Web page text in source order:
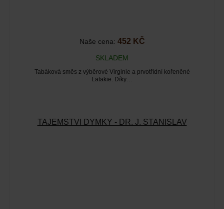
Naše cena: 452 KČ
SKLADEM
Tabáková směs z výběrové Virginie a prvotřídní kořeněné
Latakie. Díky…
TAJEMSTVÍ DÝMKY - DR. J. STANISLAV